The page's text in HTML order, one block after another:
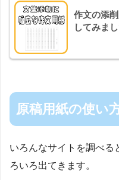
作文の添
してみま
原稿用紙の使い
いろんなサイトを調べる
ろいろ出てきます。